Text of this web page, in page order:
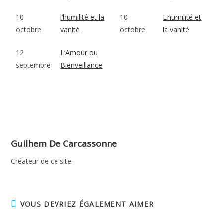
10
octobre
l’humilité et la
vanité
10
octobre
L’humilité et
la vanité
12
septembre
L’Amour ou
Bienveillance
Guilhem De Carcassonne
Créateur de ce site.
VOUS DEVRIEZ ÉGALEMENT AIMER